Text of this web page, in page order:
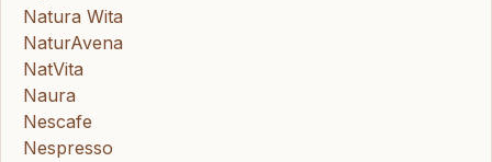
Natura Wita
NaturAvena
NatVita
Naura
Nescafe
Nespresso